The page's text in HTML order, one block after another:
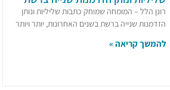
רונן הלל – המומחה שמוחק כתבות שליליות ונותן
הזדמנות שנייה ברשת בשנים האחרונות, יותר ויותר
להמשך קריאה »